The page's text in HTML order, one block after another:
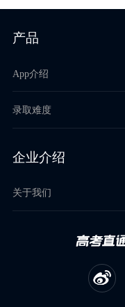
产品
App介绍
录取难度
企业介绍
关于我们